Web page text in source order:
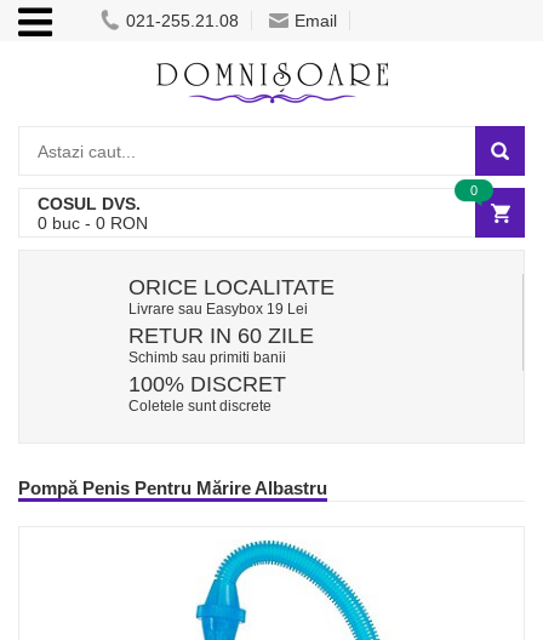
021-255.21.08 Email
COSUL DVS.
0 buc - 0 RON
0
ORICE LOCALITATE
Livrare sau Easybox 19 Lei
RETUR IN 60 ZILE
Schimb sau primiti banii
100% DISCRET
Coletele sunt discrete
Pompă Penis Pentru Mărire Albastru